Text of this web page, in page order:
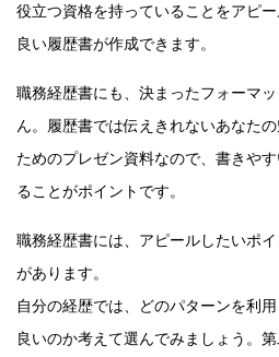
役立つ資格を持っていることをアピ
良い履歴書が作成できます。
職務経歴書にも、決まったフォーマ
ん。履歴書では伝えきれないあなた
ためのプレゼン資料なので、書きや
ることがポイントです。
職務経歴書には、アピールしたいポ
があります。
自分の経歴では、どのパターンを利
良いのか考えて選んでみましょう。